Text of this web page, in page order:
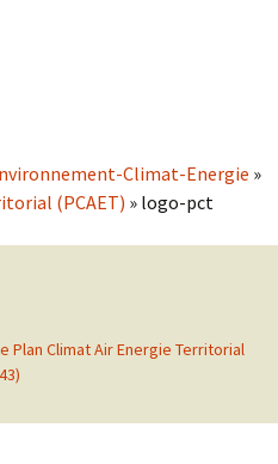
Climat-Energie »
(PCAET) » logo-pct
Plan Climat Air Energie Territorial